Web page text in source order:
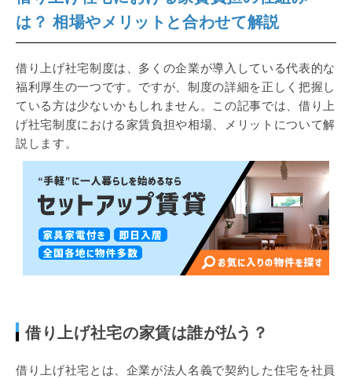
は？ 相場やメリットと合わせて解説
借り上げ社宅制度は、多くの企業が導入している代表的な
福利厚生の一つです。ですが、制度の詳細を正しく把握し
ている方は少ないかもしれません。この記事では、借り上
げ社宅制度における家賃負担や相場、メリットについて解
説します。
借り上げ社宅の家賃は誰が払う？
借り上げ社宅とは、企業が法人名義で契約した住宅を社員